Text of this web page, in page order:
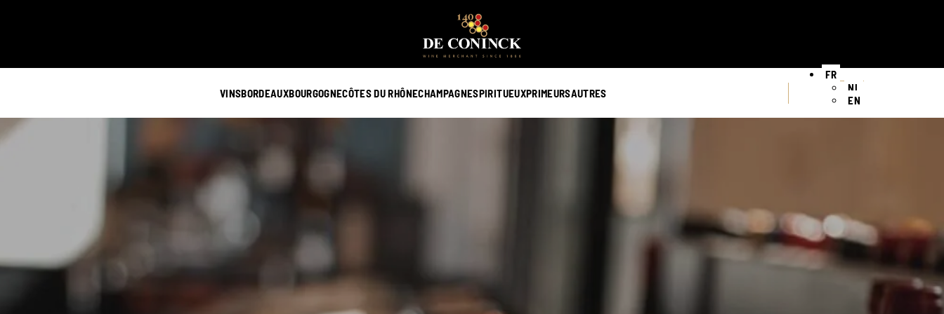
VINSBORDEAUXBOURGOGNECÔTES DU RHÔNECHAMPAGNESPIRITUEUXPRIMEURSAUTRES
FR
NL
EN